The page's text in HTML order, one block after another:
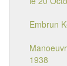
Embrun
1938